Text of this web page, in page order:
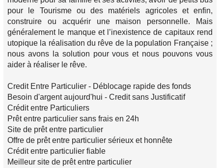
pour le Tourisme ou des matériels agricoles et enfin,
construire ou acquérir une maison personnelle. Mais
généralement le manque et l’inexistence de capitaux rend
utopique la réalisation du rêve de la population Française ;
nous avons la solution pour vous et nous pouvons vous
aider à réaliser le rêve.
Credit Entre Particulier - Déblocage rapide des fonds
Besoin d'argent aujourd'hui - Credit sans Justificatif
Crédit entre Particuliers
Prêt entre particulier sans frais en 24h
Site de prêt entre particulier
Offre de prêt entre particulier sérieux et honnête
Crédit entre particulier fiable
Meilleur site de prêt entre particulier